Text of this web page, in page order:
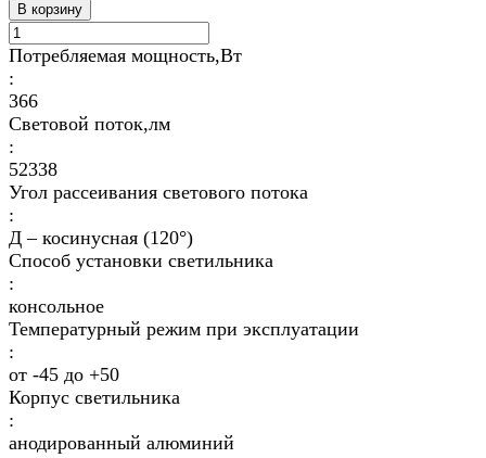
В корзину
Потребляемая мощность,Вт
:
366
Световой поток,лм
:
52338
Угол рассеивания светового потока
:
Д – косинусная (120°)
Способ установки светильника
:
консольное
Температурный режим при эксплуатации
:
от -45 до +50
Корпус светильника
:
анодированный алюминий